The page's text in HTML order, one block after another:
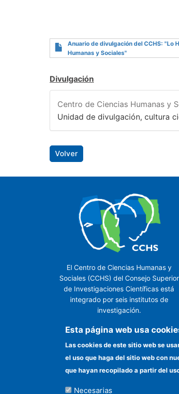
Anuario de divulgación del CCHS: "Lo
Humanas y Sociales"
Divulgación
Centro de Ciencias Humanas y
Unidad de divulgación, cultura
Volver
El Centro de Ciencias Humanas y
Sociales (CCHS) del Consejo Superior
de Investigaciones Científicas está
integrado por seis institutos de
investigación.
Esta página web usa
Las cookies de este sitio web se
el uso que haga del sitio web con
que hayan recopilado a partir del
Necesarias